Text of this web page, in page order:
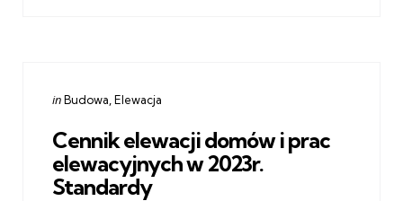
Categories
Posted
inBudowa Elewacja
Cennik elewacji domów i prac
elewacyjnych w 2023r.
Standardy